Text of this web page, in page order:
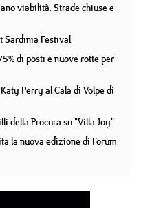
viabilità. Strade chiuse e
Sardinia Festival
di posti e nuove rotte per
Perry al Cala di Volpe di
della Procura su "Villa Joy"
la nuova edizione di Forum